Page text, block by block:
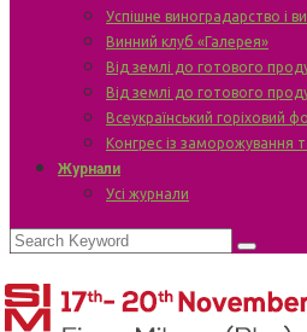
Успішне виноградарство і
Винний клуб «Галерея»
Від землі до готового
Від землі до готового
Всеукраїнський горіховий
Конгрес із заморожування
Журнали
Усі журнали